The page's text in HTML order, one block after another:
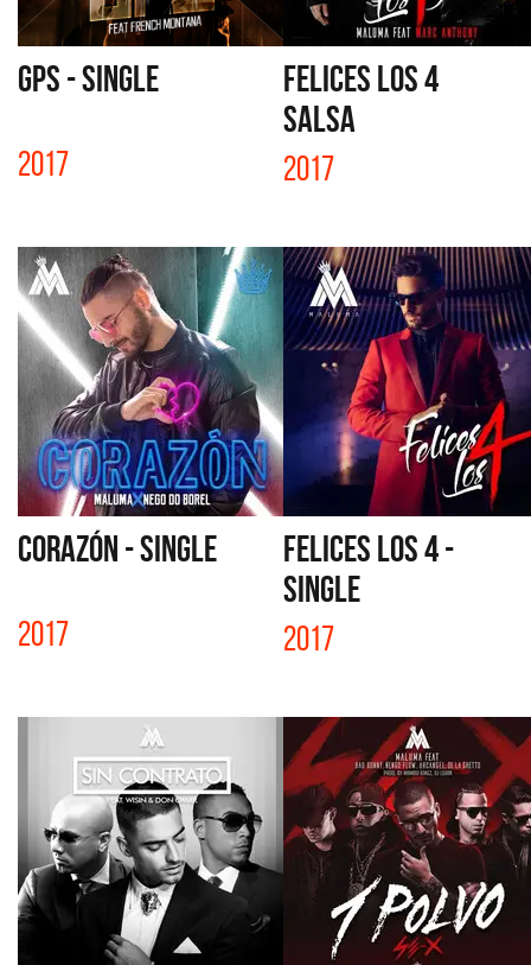
GPS - SINGLE
2017
FELICES LOS 4
SALSA
2017
CORAZÓN - SINGLE
2017
FELICES LOS 4 -
SINGLE
2017